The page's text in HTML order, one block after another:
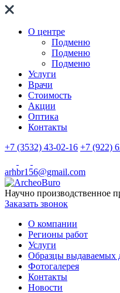
О центре
Подменю
Подменю
Подменю
Услуги
Врачи
Стоимость
Акции
Оптика
Контакты
+7 (3532) 43-02-16 +7 (922)
arhbr156@gmail.com
Научно производственное
Заказать звонок
О компании
Регионы работ
Услуги
Образцы выдаваемых
Фотогалерея
Контакты
Новости